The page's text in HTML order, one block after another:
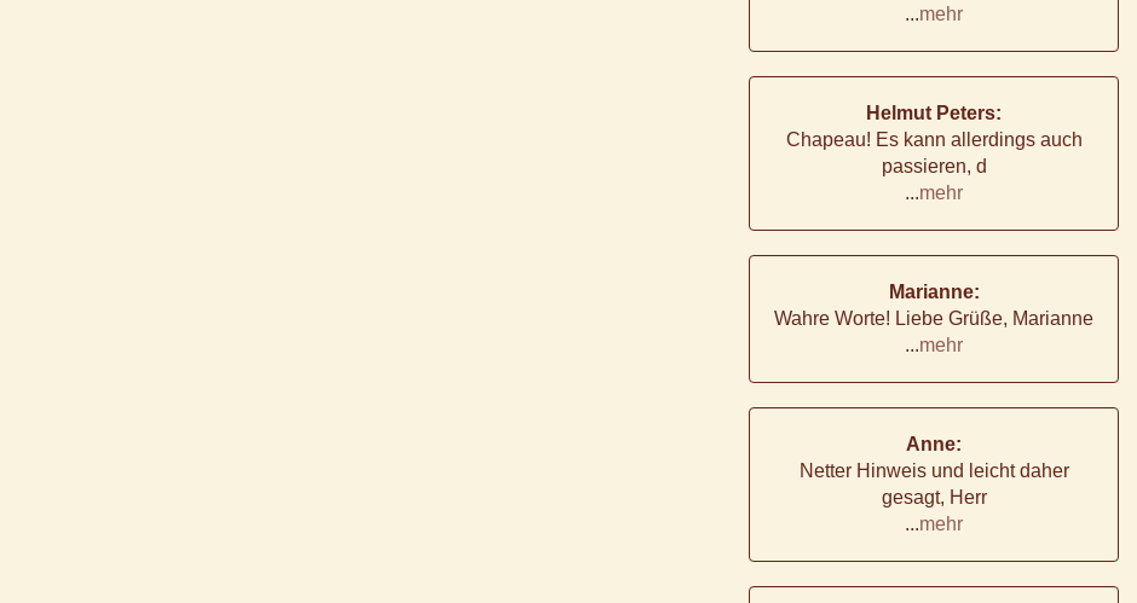
...mehr
Helmut Peters:
Chapeau! Es kann allerdings auch
passieren, d
...mehr
Marianne:
Wahre Worte! Liebe Grüße, Marianne
...mehr
Anne:
Netter Hinweis und leicht daher
gesagt, Herr
...mehr